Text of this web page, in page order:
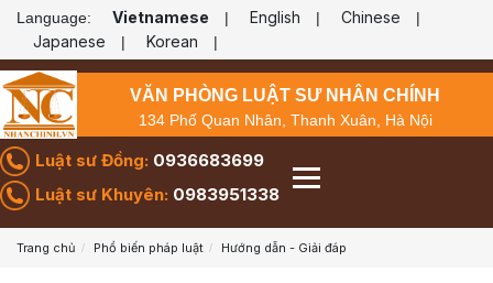
Language: Vietnamese | English | Chinese |
Japanese | Korean |
VĂN PHÒNG LUẬT SƯ NHÂN CHÍNH
134 Phố Quan Nhân, Thanh Xuân, Hà Nội
Luật sư Đồng: 0936683699
Luật sư Khuyên: 0983951338
Trang chủ Phổ biến pháp luật Hướng dẫn - Giải đáp